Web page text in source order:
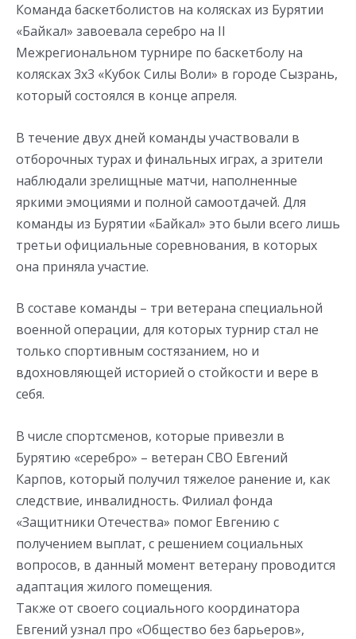
Команда баскетболистов на колясках из Бурятии
«Байкал» завоевала серебро на II
Межрегиональном турнире по баскетболу на
колясках 3х3 «Кубок Силы Воли» в городе Сызрань,
который состоялся в конце апреля.
В течение двух дней команды участвовали в
отборочных турах и финальных играх, а зрители
наблюдали зрелищные матчи, наполненные
яркими эмоциями и полной самоотдачей. Для
команды из Бурятии «Байкал» это были всего лишь
третьи официальные соревнования, в которых
она приняла участие.
В составе команды – три ветерана специальной
военной операции, для которых турнир стал не
только спортивным состязанием, но и
вдохновляющей историей о стойкости и вере в
себя.
В числе спортсменов, которые привезли в
Бурятию «серебро» – ветеран СВО Евгений
Карпов, который получил тяжелое ранение и, как
следствие, инвалидность. Филиал фонда
«Защитники Отечества» помог Евгению с
получением выплат, с решением социальных
вопросов, в данный момент ветерану проводится
адаптация жилого помещения.
Также от своего социального координатора
Евгений узнал про «Общество без барьеров»,